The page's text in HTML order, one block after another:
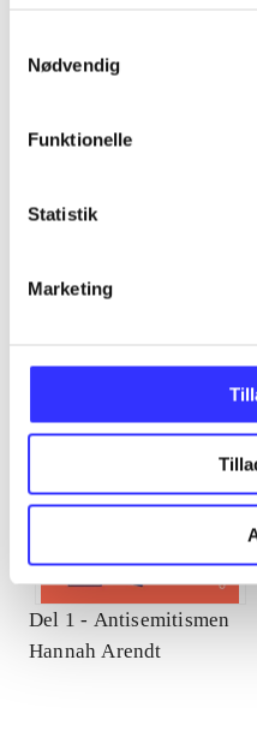
Nødvendig
Funktionelle
Statistik
Marketing
Totalitarismens
Del 1 - Antisemitismen
Hannah Arendt